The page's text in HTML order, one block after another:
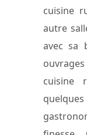
cuisine
autre
avec sa
cuisine